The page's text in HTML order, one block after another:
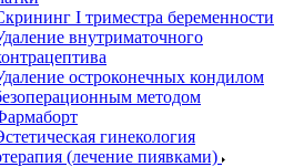
I триместра беременности
внутриматочного
остроконечных кондилом
методом
гинекология
(лечение пиявками)